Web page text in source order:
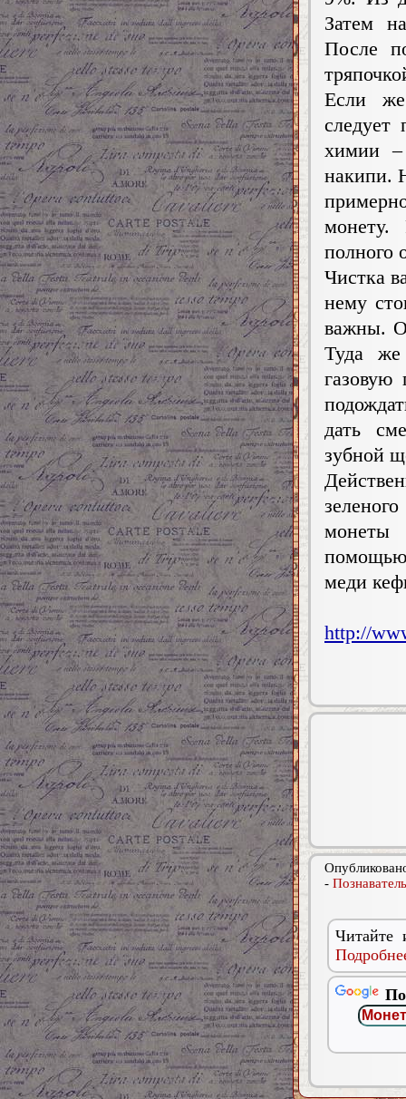
Затем
После
Если
следует
химии –
накипи.
монету.
полного
Чистка
нему
важны.
Туда же
газовую
дать
зубной
монеты
меди
http://
-
Читайте